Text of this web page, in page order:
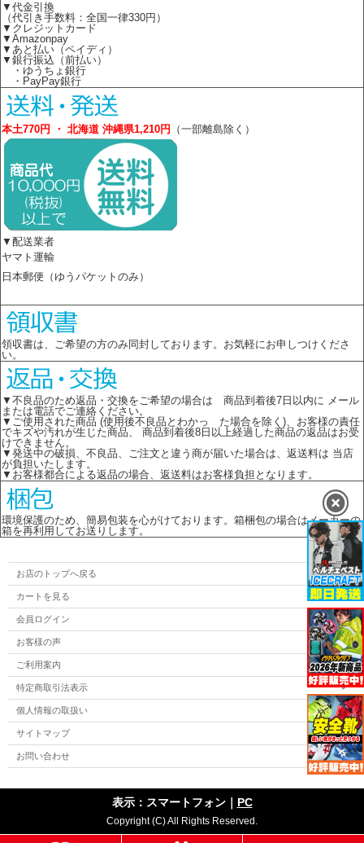
▼代金引換
（代引き手数料：全国一律330円）
▼クレジットカード
▼Amazonpay
▼あと払い（ペイディ）
▼銀行振込（前払い）
・ゆうちょ銀行
・PayPay銀行
本土770円 ・ 北海道 沖縄県1,210円 （一部離島除く）
▼配送業者
ヤマト運輸
日本郵便（ゆうパケットのみ）
領収書は、ご希望の方のみ同封しております。お気軽にお申しつけくださ
い。
▼不良品のため返品・交換をご希望の場合は 商品到着後7日以内に メール
または電話でご連絡ください。
▼ご使用された商品 (使用後不良品とわかっ た場合を除く)、お客様の責任
でキズや汚れが生じた商品、 商品到着後8日以上経過した商品の返品はお受
けできません。
▼発送中の破損、不良品、ご注文と違う商が届いた場合は、返送料は 当店
が負担いたします。
▼お客様都合による返品の場合、返送料はお客様負担となります。
環境保護のため、簡易包装を心がけております。箱梱包の場合はメーカーの
箱を再利用してお送りします。
お店のトップへ戻る
カートを見る
会員ログイン
お客様の声
ご利用案内
特定商取引法表示
個人情報の取扱い
サイトマップ
お問い合わせ
表示：スマートフォン｜ PC
Copyright (C) All Rights Reserved.